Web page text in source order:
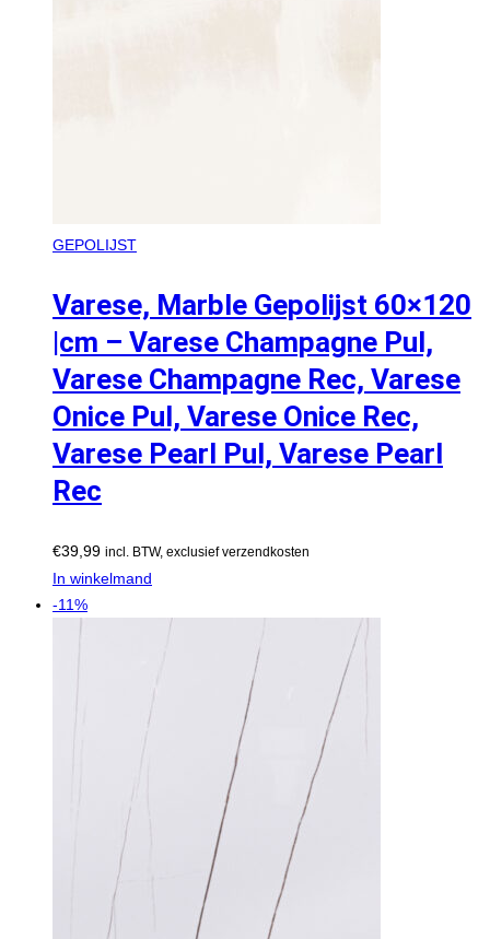
GEPOLIJST
Varese, Marble Gepolijst 60×120
|cm – Varese Champagne Pul,
Varese Champagne Rec, Varese
Onice Pul, Varese Onice Rec,
Varese Pearl Pul, Varese Pearl
Rec
€39,99 incl. BTW, exclusief verzendkosten
In winkelmand
-11%